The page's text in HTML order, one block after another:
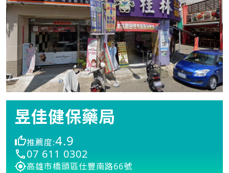
昱佳健保藥局
推薦度:4.9
07 611 0302
高雄市橋頭區仕豐南路66號